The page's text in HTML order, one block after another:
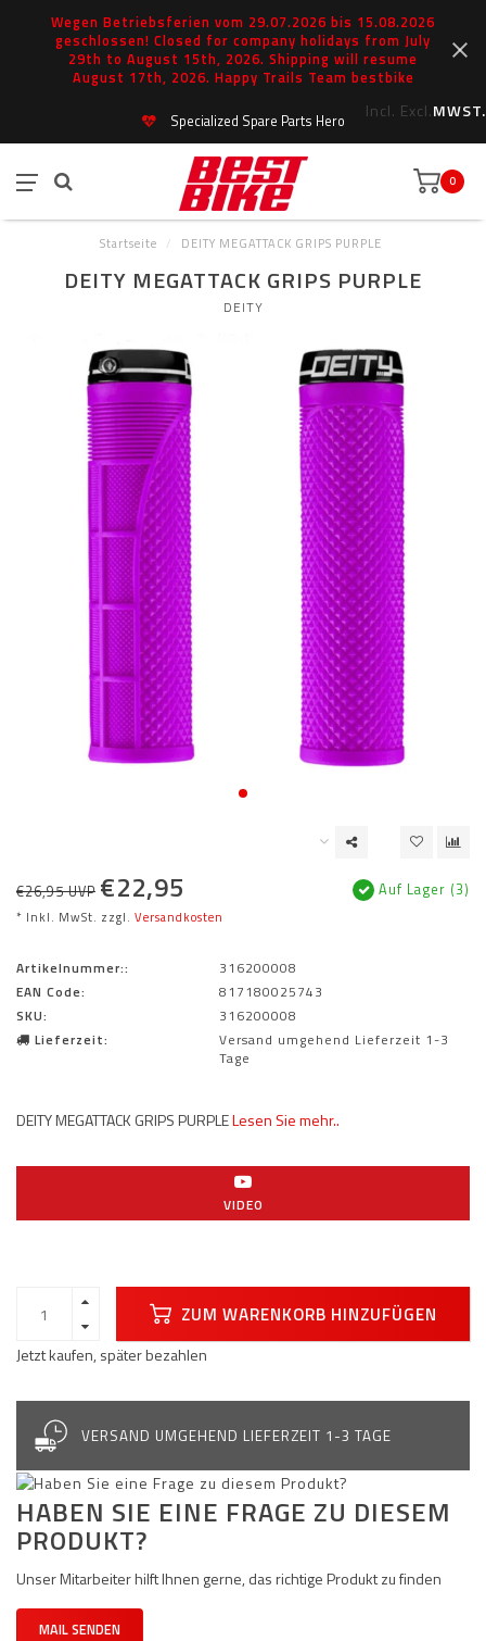
Wegen Betriebsferien vom 29.07.2026 bis 15.08.2026
geschlossen! Closed for company holidays from July
29th to August 15th, 2026. Shipping will resume
August 17th, 2026. Happy Trails Team bestbike
Incl. Excl.MWST.
Specialized Spare Parts Hero
0
Startseite / DEITY MEGATTACK GRIPS PURPLE
DEITY MEGATTACK GRIPS PURPLE
DEITY
€26,95 UVP €22,95
* Inkl. MwSt. zzgl. Versandkosten
Auf Lager (3)
Artikelnummer::
316200008
EAN Code:
817180025743
SKU:
316200008
Lieferzeit:
Versand umgehend Lieferzeit 1-3
Tage
DEITY MEGATTACK GRIPS PURPLELesen Sie mehr..
VIDEO
ZUM WARENKORB HINZUFÜGEN
Jetzt kaufen, später bezahlen
VERSAND UMGEHEND LIEFERZEIT 1-3 TAGE
HABEN SIE EINE FRAGE ZU DIESEM
PRODUKT?
Unser Mitarbeiter hilft Ihnen gerne, das richtige Produkt zu finden
MAIL SENDEN